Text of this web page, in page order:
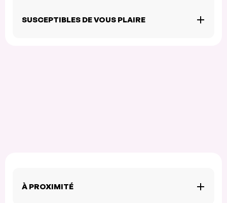
SUSCEPTIBLES DE VOUS PLAIRE
À PROXIMITÉ